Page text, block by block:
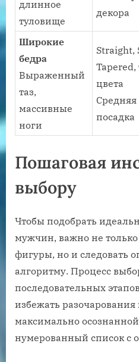
длинное
туловище
декора
Широкие
бедра
Выраженный
таз,
массивные
ноги
Straight,
цвета
Средняя
посадка
Пошаговая
выбору
Чтобы подобрать
мужчин, важно не
фигуры, но и следовать
алгоритму. Процесс
последовательных
избежать разочарования
максимально
нумерованный список с